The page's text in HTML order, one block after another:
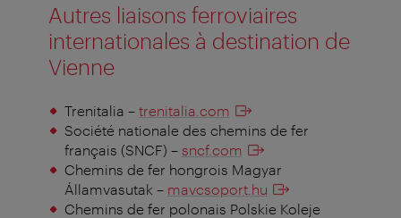
Autres liaisons ferroviaires
internationales à destination de
Vienne
Trenitalia – trenitalia.com
Société nationale des chemins de fer
français (SNCF) – sncf.com
Chemins de fer hongrois Magyar
Államvasutak – mavcsoport.hu
Chemins de fer polonais Polskie Koleje